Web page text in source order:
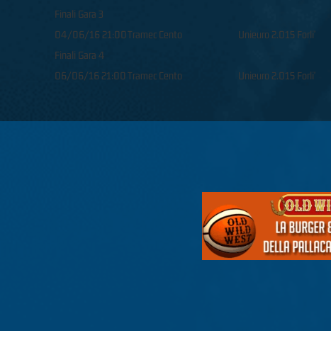
Finali Gara 3
04/06/16 21:00Tramec Cento Unieuro 2.015 Forli'
Finali Gara 4
06/06/16 21:00 Tramec Cento Unieuro 2.015 Forli'